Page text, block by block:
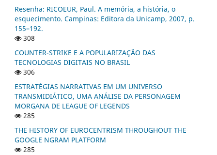
Resenha: RICOEUR, Paul. A memória, a história, o
esquecimento. Campinas: Editora da Unicamp, 2007, p.
155–192.
308
COUNTER-STRIKE E A POPULARIZAÇÃO DAS
TECNOLOGIAS DIGITAIS NO BRASIL
306
ESTRATÉGIAS NARRATIVAS EM UM UNIVERSO
TRANSMIDIÁTICO, UMA ANÁLISE DA PERSONAGEM
MORGANA DE LEAGUE OF LEGENDS
285
THE HISTORY OF EUROCENTRISM THROUGHOUT THE
GOOGLE NGRAM PLATFORM
285